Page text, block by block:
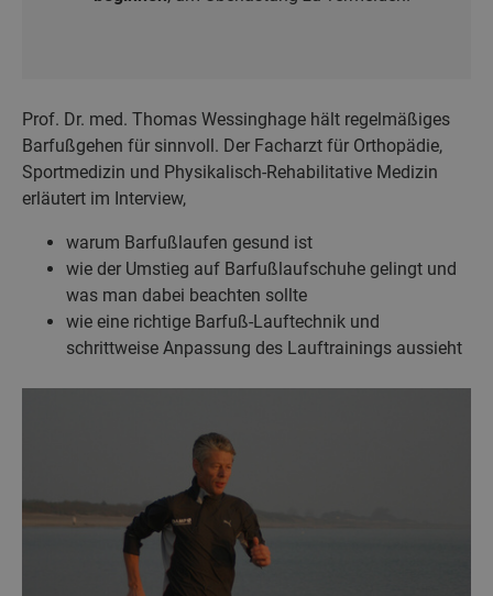
Prof. Dr. med. Thomas Wessinghage hält regelmäßiges
Barfußgehen für sinnvoll. Der Facharzt für Orthopädie,
Sportmedizin und Physikalisch-Rehabilitative Medizin
erläutert im Interview,
warum Barfußlaufen gesund ist
wie der Umstieg auf Barfußlaufschuhe gelingt und
was man dabei beachten sollte
wie eine richtige Barfuß-Lauftechnik und
schrittweise Anpassung des Lauftrainings aussieht